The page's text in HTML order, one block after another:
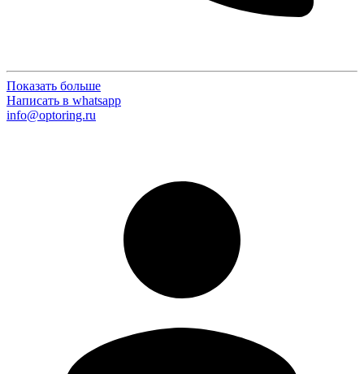
Показать больше
Написать в whatsapp
info@optoring.ru